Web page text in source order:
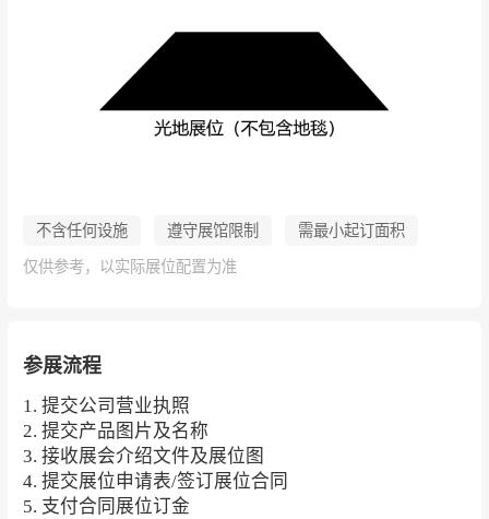
不含任何设施 遵守展馆限制 需最小起订面积
仅供参考，以实际展位配置为准
参展流程
1. 提交公司营业执照
2. 提交产品图片及名称
3. 接收展会介绍文件及展位图
4. 提交展位申请表/签订展位合同
5. 支付合同展位订金